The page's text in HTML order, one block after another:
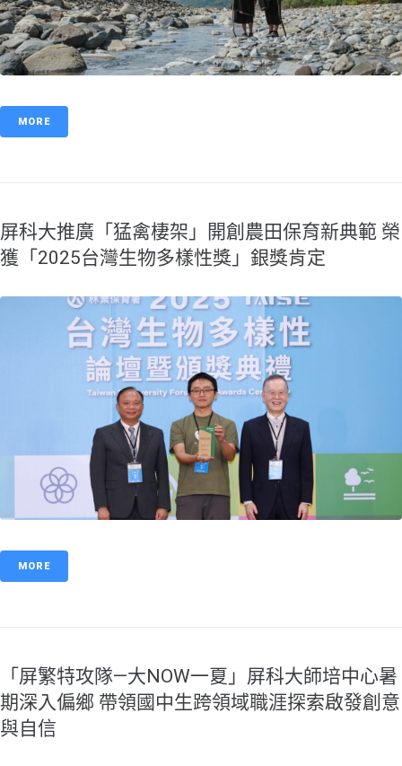
MORE
屏科大推廣「猛禽棲架」開創農田保育新典範 榮
獲「2025台灣生物多樣性獎」銀獎肯定
MORE
「屏繁特攻隊—大NOW一夏」屏科大師培中心暑
期深入偏鄉 帶領國中生跨領域職涯探索啟發創意
與自信